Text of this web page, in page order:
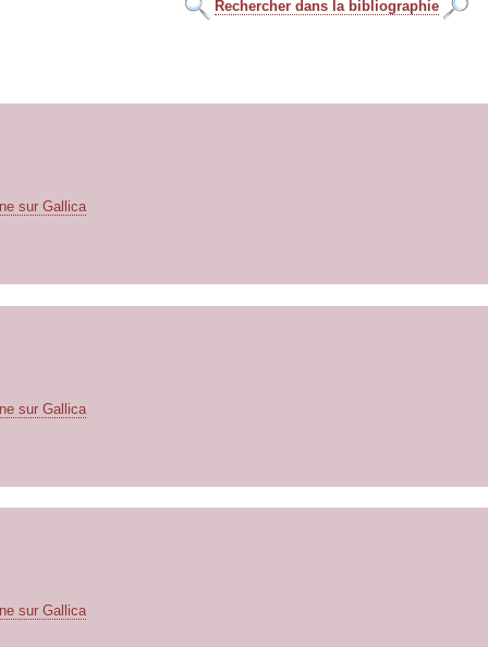
Rechercher dans la bibliographie
sur Gallica
sur Gallica
sur Gallica